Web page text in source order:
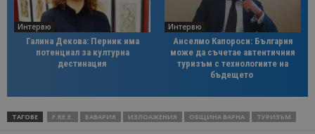
Интервю
Галина Декова: Перник има
потенциал за културна
дестинация
Интервю
Анселмо Капороси: България
може да съчетае автентичния
туризъм с технологиите на
бъдещето
ТАГОВЕ F.RE.E. БАВАРИЯ ИЗЛОАЖЕНИЯ ОБЩИНА ВАРНА ТУРИЗЪМ